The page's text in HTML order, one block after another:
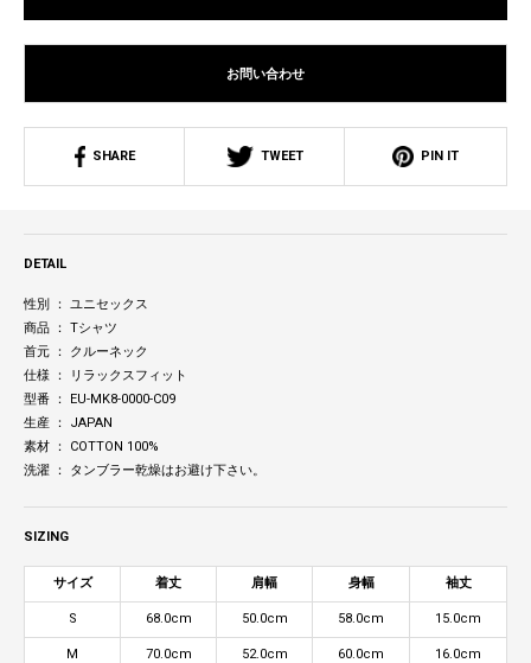
お問い合わせ
SHARE TWEET PIN IT
DETAIL
性別 ： ユニセックス
商品 ： Tシャツ
首元 ： クルーネック
仕様 ： リラックスフィット
型番 ： EU-MK8-0000-C09
生産 ： JAPAN
素材 ： COTTON 100%
洗濯 ： タンブラー乾燥はお避け下さい。
SIZING
サイズ 着丈 肩幅 身幅 袖丈
S 68.0cm 50.0cm 58.0cm 15.0cm
M 70.0cm 52.0cm 60.0cm 16.0cm